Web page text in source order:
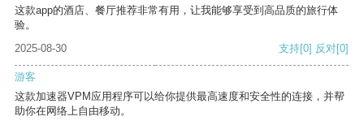
这款app的酒店、餐厅推荐非常有用，让我能够享受到高品质的旅行体
验。
2025-08-30
支持[0] 反对[0]
游客
这款加速器VPM应用程序可以给你提供最高速度和安全性的连接，并帮
助你在网络上自由移动。